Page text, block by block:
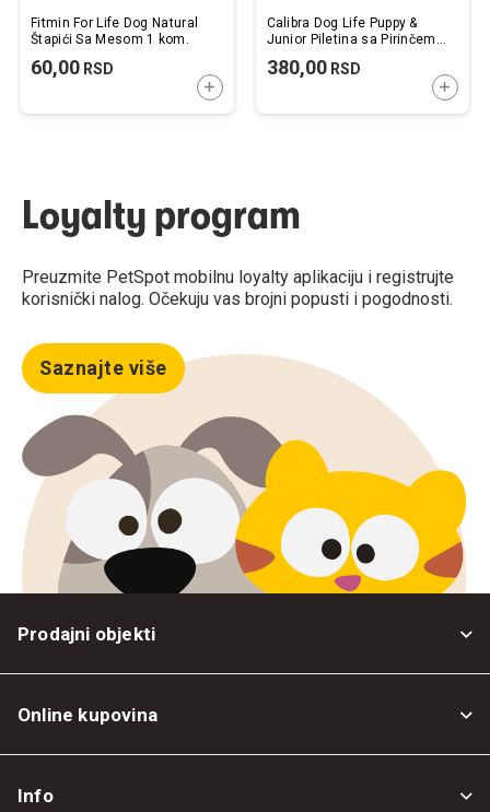
Fitmin For Life Dog Natural
Štapići Sa Mesom 1 kom.
60,00 RSD
DODAJTE U KORPU
Calibra Dog Life Puppy &
Junior Piletina sa Pirinčem
380,00RSD
Loyalty program
Preuzmite PetSpot mobilnu loyalty aplikaciju i registrujte
korisnički nalog. Očekuju vas brojni popusti i pogodnosti.
Saznajte više
Prodajni objekti
Online kupovina
Info